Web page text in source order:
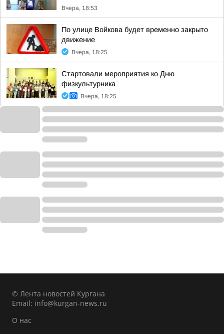
Вчера, 18:53
По улице Войкова будет временно закрыто
движение
Вчера, 18:25
Стартовали мероприятия ко Дню
физкультурника
Вчера, 18:25
© Лента новостей Кургана
Email: info@kurgan-news.ru
О нас